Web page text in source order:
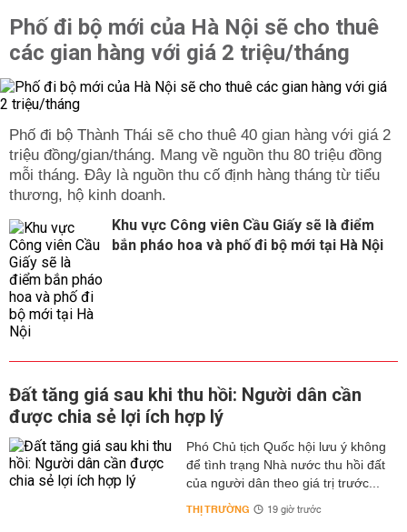
Phố đi bộ mới của Hà Nội sẽ cho thuê
các gian hàng với giá 2 triệu/tháng
Phố đi bộ Thành Thái sẽ cho thuê 40 gian hàng với giá 2
triệu đồng/gian/tháng. Mang về nguồn thu 80 triệu đồng
mỗi tháng. Đây là nguồn thu cố định hàng tháng từ tiểu
thương, hộ kinh doanh.
Khu vực Công viên Cầu Giấy sẽ là điểm
bắn pháo hoa và phố đi bộ mới tại Hà Nội
Đất tăng giá sau khi thu hồi: Người dân cần
được chia sẻ lợi ích hợp lý
Phó Chủ tịch Quốc hội lưu ý không
để tình trạng Nhà nước thu hồi đất
của người dân theo giá trị trước...
THỊ TRƯỜNG 19 giờ trước